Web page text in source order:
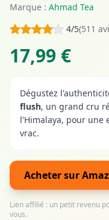
Marque : Ahmad Tea
4/5(511
17,99 €
Dégustez
flush, un grand cru
l'Himalaya, pour une
vrac.
Acheter sur
Lien affilié : un petit revenu
vous.